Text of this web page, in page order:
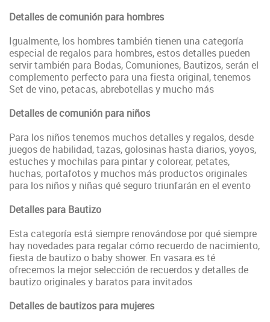
Detalles de comunión para hombres
Igualmente, los hombres también tienen una categoría
especial de regalos para hombres, estos detalles pueden
servir también para Bodas, Comuniones, Bautizos, serán el
complemento perfecto para una fiesta original, tenemos
Set de vino, petacas, abrebotellas y mucho más
Detalles de comunión para niños
Para los niños tenemos muchos detalles y regalos, desde
juegos de habilidad, tazas, golosinas hasta diarios, yoyos,
estuches y mochilas para pintar y colorear, petates,
huchas, portafotos y muchos más productos originales
para los niños y niñas qué seguro triunfarán en el evento
Detalles para Bautizo
Esta categoría está siempre renovándose por qué siempre
hay novedades para regalar cómo recuerdo de nacimiento,
fiesta de bautizo o baby shower. En vasara.es té
ofrecemos la mejor selección de recuerdos y detalles de
bautizo originales y baratos para invitados
Detalles de bautizos para mujeres